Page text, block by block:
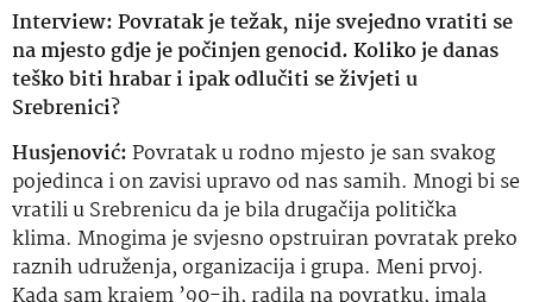
Interview:Povratak je težak, nije svejedno vratiti se
na mjesto gdje je počinjen genocid. Koliko je danas
teško biti hrabar i ipak odlučiti se živjeti u
Srebrenici?
Husjenović:Povratak u rodno mjesto je san svakog
pojedinca i on zavisi upravo od nas samih. Mnogi bi se
vratili u Srebrenicu da je bila drugačija politička
klima. Mnogima je svjesno opstruiran povratak preko
raznih udruženja, organizacija i grupa. Meni prvoj.